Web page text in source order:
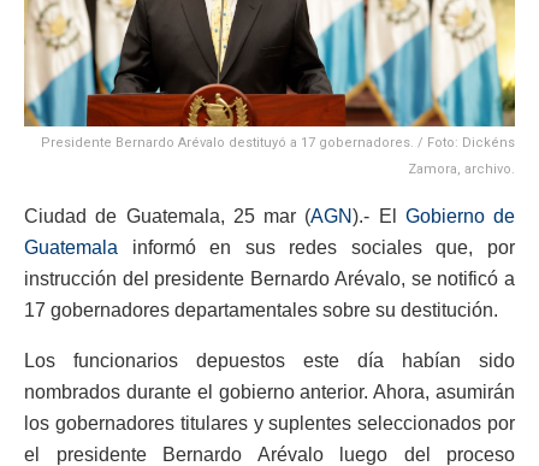
Presidente Bernardo Arévalo destituyó a 17 gobernadores. / Foto: Dickéns
Zamora, archivo.
Ciudad de Guatemala, 25 mar (AGN).- El Gobierno de
Guatemala informó en sus redes sociales que, por
instrucción del presidente Bernardo Arévalo, se notificó a
17 gobernadores departamentales sobre su destitución.
Los funcionarios depuestos este día habían sido
nombrados durante el gobierno anterior. Ahora, asumirán
los gobernadores titulares y suplentes seleccionados por
el presidente Bernardo Arévalo luego del proceso